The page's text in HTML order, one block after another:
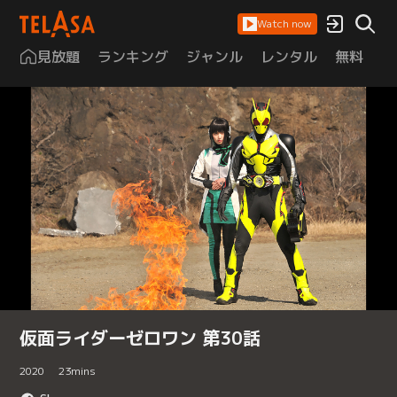
Watch now
見放題 ランキング ジャンル レンタル 無料
仮面ライダーゼロワン 第30話
2020 23mins